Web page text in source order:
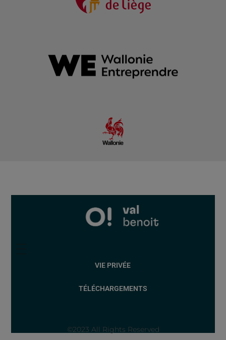
VIE PRIVÉE
TÉLÉCHARGEMENTS
©2023 All Rights Reserved